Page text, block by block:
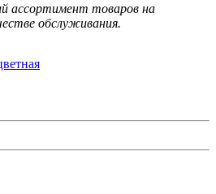
ассортимент товаров на
обслуживания.